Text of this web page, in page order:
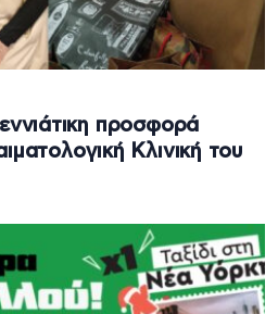
προσφορά
Κλινική του